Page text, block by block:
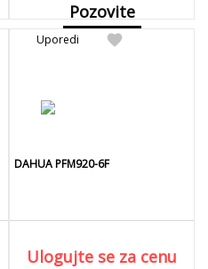
Pozovite
Detaljnije
favorite
Uporedi
DAHUA PFM920-6F
Ulogujte se za cenu